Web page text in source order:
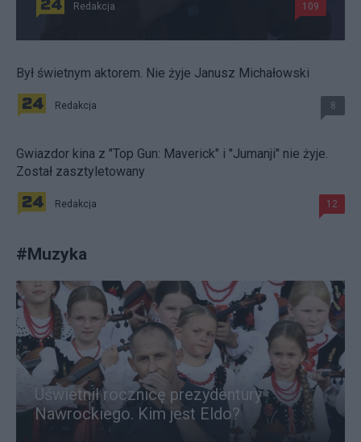
Redakcja 109
Był świetnym aktorem. Nie żyje Janusz Michałowski
Redakcja 8
Gwiazdor kina z "Top Gun: Maverick" i "Jumanji" nie żyje.
Został zasztyletowany
Redakcja 12
#Muzyka
Uświetnił rocznicę prezydentury
Nawrockiego. Kim jest Eldo?